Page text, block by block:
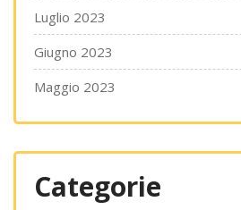
Luglio 2023
Giugno 2023
Maggio 2023
Categorie